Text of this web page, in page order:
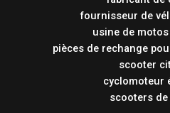
fournisseur de
usine de
pièces de rechange
scooter
cyclomoteur
scooters